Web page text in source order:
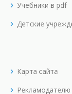
Учебники в pdf
Детские
Карта сайта
Рекламодателю